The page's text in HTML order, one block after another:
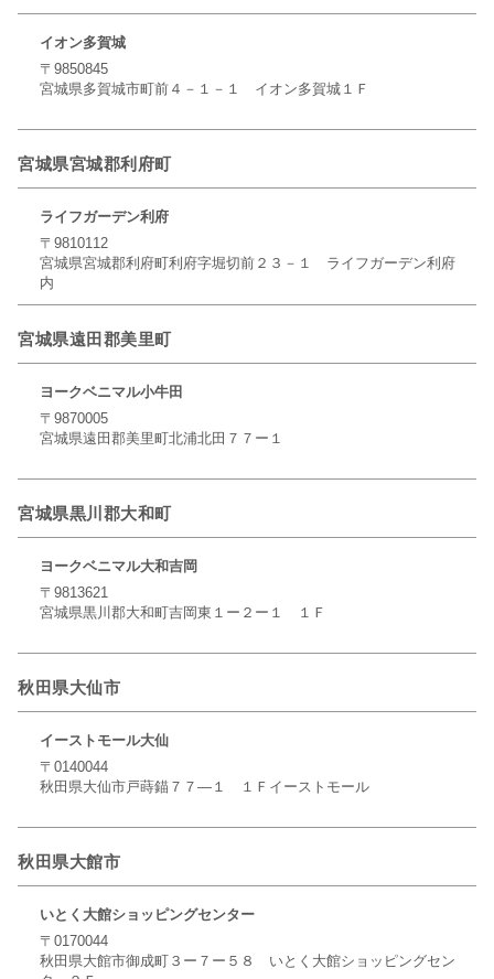
イオン多賀城
〒9850845
宮城県多賀城市町前４－１－１ イオン多賀城１Ｆ
宮城県宮城郡利府町
ライフガーデン利府
〒9810112
宮城県宮城郡利府町利府字堀切前２３－１ ライフガーデン利府
内
宮城県遠田郡美里町
ヨークベニマル小牛田
〒9870005
宮城県遠田郡美里町北浦北田７７ー１
宮城県黒川郡大和町
ヨークベニマル大和吉岡
〒9813621
宮城県黒川郡大和町吉岡東１ー２ー１ １Ｆ
秋田県大仙市
イーストモール大仙
〒0140044
秋田県大仙市戸蒔錨７７―１ １Ｆイーストモール
秋田県大館市
いとく大館ショッピングセンター
〒0170044
秋田県大館市御成町３ー７ー５８ いとく大館ショッピングセン